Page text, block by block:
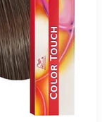
znižuje
nie je v súlade s